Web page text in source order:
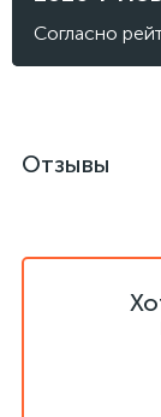
Согласно
Отзывы